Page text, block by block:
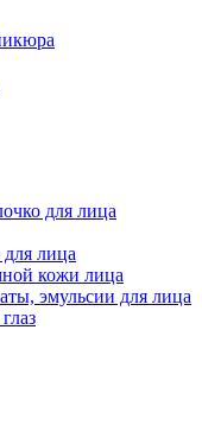
для лица
лица
кожи лица
эмульсии для лица